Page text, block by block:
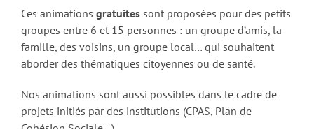
Ces animations gratuitessont proposées pour des petits
groupes entre 6 et 15 personnes : un groupe d’amis, la
famille, des voisins, un groupe local… qui souhaitent
aborder des thématiques citoyennes ou de santé.
Nos animations sont aussi possibles dans le cadre de
projets initiés par des institutions (CPAS, Plan de